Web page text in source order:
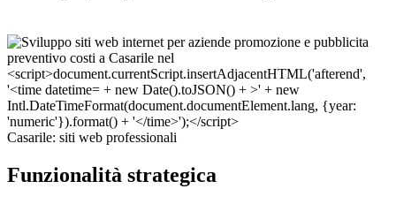
Casarile: siti web professionali
Funzionalità strategica